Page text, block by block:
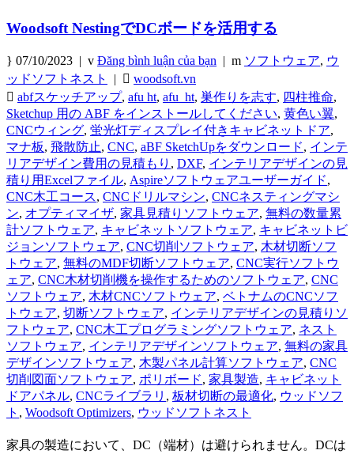
Woodsoft NestingでDCボードを活用する
07/10/2023 | Đăng bình luận của bạn | ソフトウェア, ウ
ッドソフトネスト
|
woodsoft.vn
abfスケッチアップ, afu ht, afu_ht, 巣作りを志す, 四柱推命,
Sketchup 用の ABF をインストールしてください, 黄色い翼,
CNCウィング, 蛍光灯ディスプレイ付きキャビネットドア,
マナ板, 飛散防止, CNC, aBF SketchUpをダウンロード, インテ
リアデザイン費用の見積もり , DXF, インテリアデザインの見
積り用Excelファイル, Aspireソフトウェアユーザーガイド,
CNC木工コース, CNCドリルマシン, CNCネスティングマシ
ン, オプティマイザ, 家具見積りソフトウェア, 無料の数量累
計ソフトウェア, キャビネットソフトウェア, キャビネットビ
ジョンソフトウェア, CNC切削ソフトウェア, 木材切断ソフ
トウェア, 無料のMDF切断ソフトウェア, CNC実行ソフトウ
ェア, CNC木材切削機を操作するためのソフトウェア, CNC
ソフトウェア, 木材CNCソフトウェア, ベトナムのCNCソフ
トウェア, 切断ソフトウェア, インテリアデザインの見積りソ
フトウェア, CNC木工プログラミングソフトウェア, ネスト
ソフトウェア, インテリアデザインソフトウェア, 無料の家具
デザインソフトウェア, 木製パネル計算ソフトウェア, CNC
切削図面ソフトウェア, ポリボード, 家具製造, キャビネット
ドアパネル, CNCライブラリ , 板材切断の最適化, ウッドソフ
ト , Woodsoft Optimizers, ウッドソフトネスト
家具の製造において、DC（端材）は避けられません。DCは